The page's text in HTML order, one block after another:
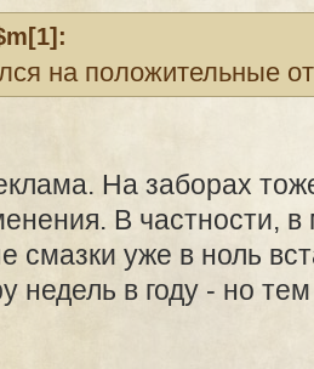
на положительные
На заборах
В частности,
смазки уже в ноль
недель в году - но